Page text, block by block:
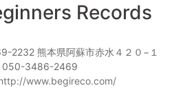
Records
2232 熊本県阿蘇市赤水４２０−１
050-3486-2469
www.begireco.com/